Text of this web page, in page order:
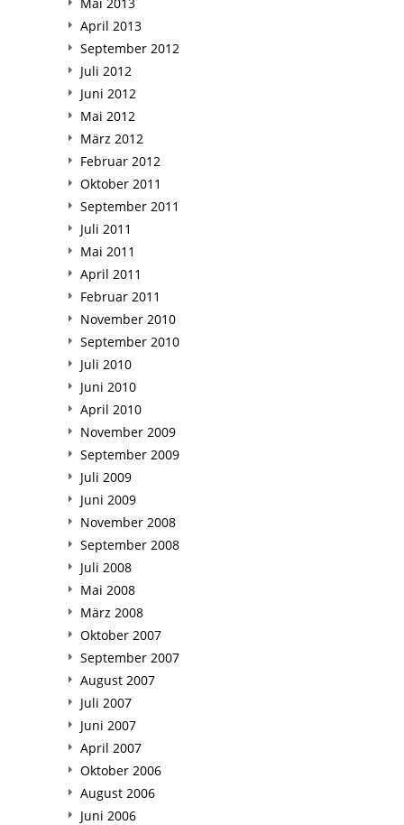
April 2013
September 2012
Juli 2012
Juni 2012
Mai 2012
März 2012
Februar 2012
Oktober 2011
September 2011
Juli 2011
Mai 2011
April 2011
Februar 2011
November 2010
September 2010
Juli 2010
Juni 2010
April 2010
November 2009
September 2009
Juli 2009
Juni 2009
November 2008
September 2008
Juli 2008
Mai 2008
März 2008
Oktober 2007
September 2007
August 2007
Juli 2007
Juni 2007
April 2007
Oktober 2006
August 2006
Juni 2006